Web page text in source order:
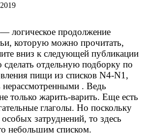
логическое продолжение
которую можно прочитать,
вниз к следующей публикации
отдельную подборку по
пищи из списков N4-N1,
нерассмотренными . Ведь
только жарить-варить. Еще есть
глаголы. Но поскольку
затруднений, то здесь
небольшим списком.